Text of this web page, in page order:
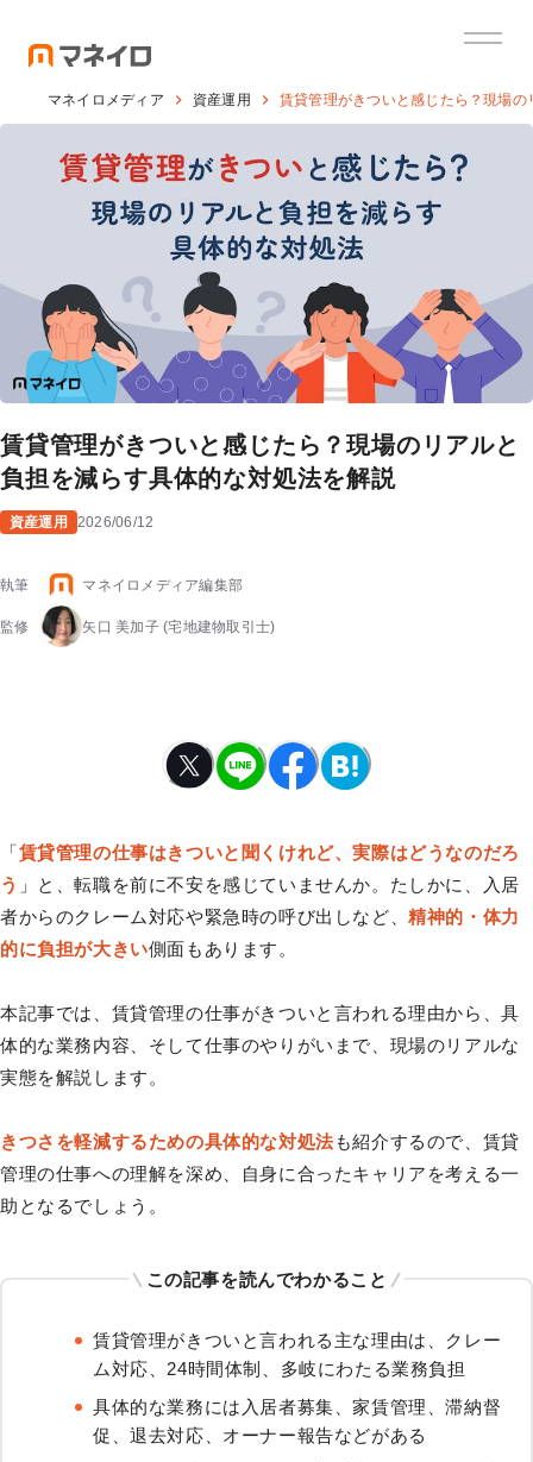
マネイロメディア 資産運用 賃貸管理がきついと感じたら？現場
賃貸管理がきついと感じたら？現場のリアルと
負担を減らす具体的な対処法を解説
資産運用 2026/06/12
執筆 マネイロメディア編集部
監修 矢口 美加子(宅地建物取引士)
「賃貸管理の仕事はきついと聞くけれど、実際はどうなのだろ
う 」と、転職を前に不安を感じていませんか。たしかに、入居
者からのクレーム対応や緊急時の呼び出しなど、精神的・体力
的に負担が大きい側面もあります。
本記事では、賃貸管理の仕事がきついと言われる理由から、具
体的な業務内容、そして仕事のやりがいまで、現場のリアルな
実態を解説します。
きつさを軽減するための具体的な対処法も紹介するので、賃貸
管理の仕事への理解を深め、自身に合ったキャリアを考える一
助となるでしょう。
この記事を読んでわかること
賃貸管理がきついと言われる主な理由は、クレー
ム対応、24時間体制、多岐にわたる業務負担
具体的な業務には入居者募集、家賃管理、滞納督
促、退去対応、オーナー報告などがある